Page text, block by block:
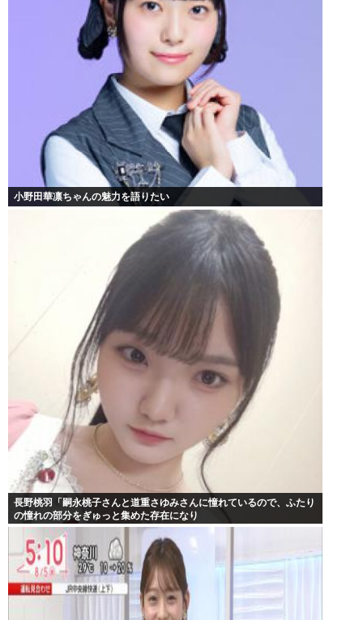
小野田華凛ちゃんの魅力を語りたい
長野桃羽「嗣永桃子さんと道重さゆみさんに憧れているので、ふたり
の憧れの部分をぎゅっと集めた存在になり